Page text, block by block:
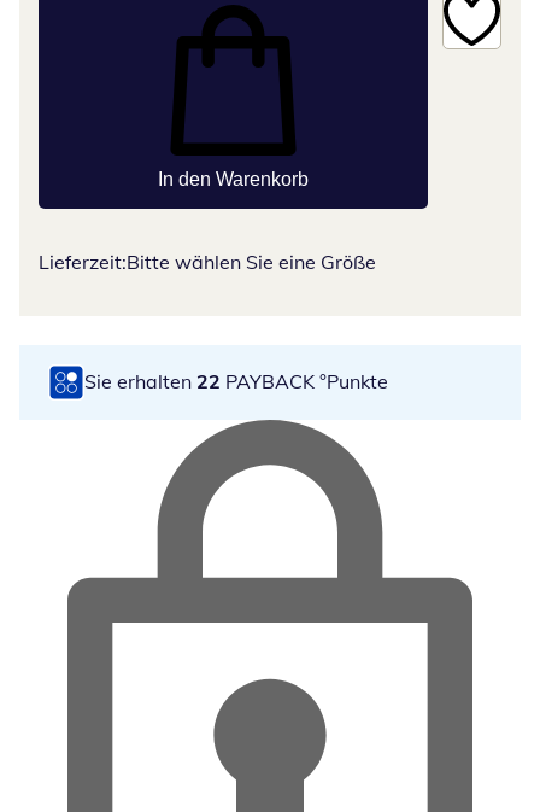
In den Warenkorb
Lieferzeit:Bitte wählen Sie eine Größe
Sie erhalten 22 PAYBACK °Punkte